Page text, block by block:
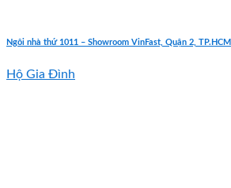
Ngôi nhà thứ 1011 – Showroom VinFast, Quận 2, TP.HCM
Hộ Gia Đình